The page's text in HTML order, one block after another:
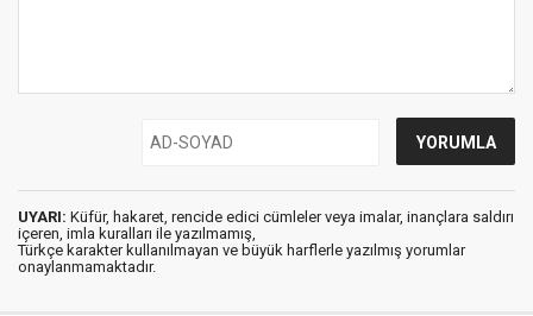
UYARI: Küfür, hakaret, rencide edici cümleler veya imalar, inançlara saldırı
içeren, imla kuralları ile yazılmamış,
Türkçe karakter kullanılmayan ve büyük harflerle yazılmış yorumlar
onaylanmamaktadır.